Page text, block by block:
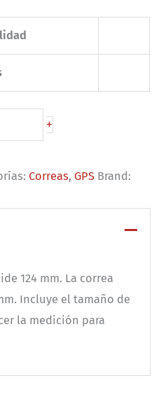
+
Correas, GPS Brand:
124 mm. La correa
Incluye el tamaño de
la medición para